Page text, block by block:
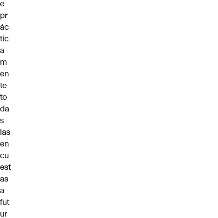
e
pr
ác
tic
a
m
en
te
to
da
s
las
en
cu
est
as
a
fut
ur